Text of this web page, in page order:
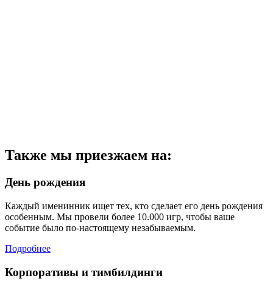
Также мы приезжаем на:
День рождения
Каждый именинник ищет тех, кто сделает его день рождения
особенным. Мы провели более 10.000 игр, чтобы ваше
событие было по-настоящему незабываемым.
Подробнее
Корпоративы и тимбилдинги